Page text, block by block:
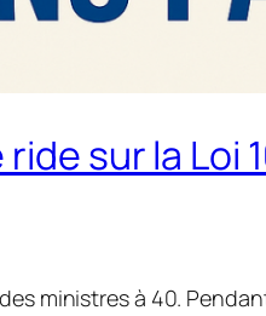
sur la Loi
ministres à 40.